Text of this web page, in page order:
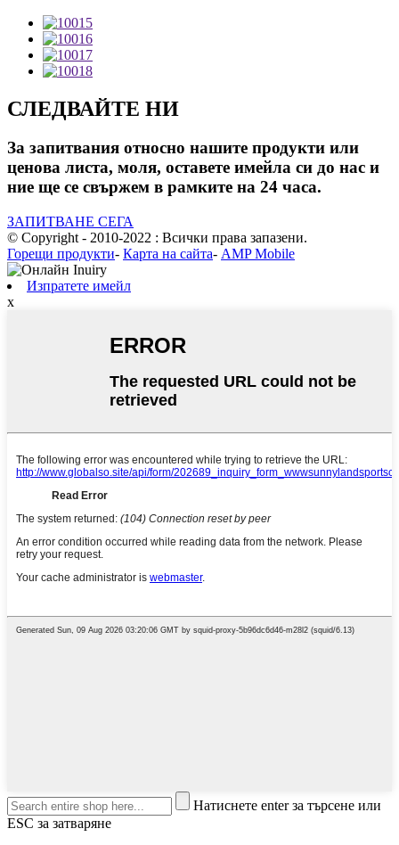
СЛЕДВАЙТЕ НИ
За запитвания относно нашите продукти или
ценова листа, моля, оставете имейла си до нас и
ние ще се свържем в рамките на 24 часа.
ЗАПИТВАНЕ СЕГА
© Copyright - 2010-2022 : Всички права запазени.
Горещи продукти- Карта на сайта- AMP Mobile
Изпратете имейл
x
Натиснете enter за търсене или
ESC за затваряне